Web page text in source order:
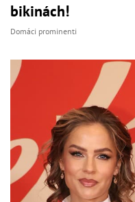
bikinách!
Domáci prominenti